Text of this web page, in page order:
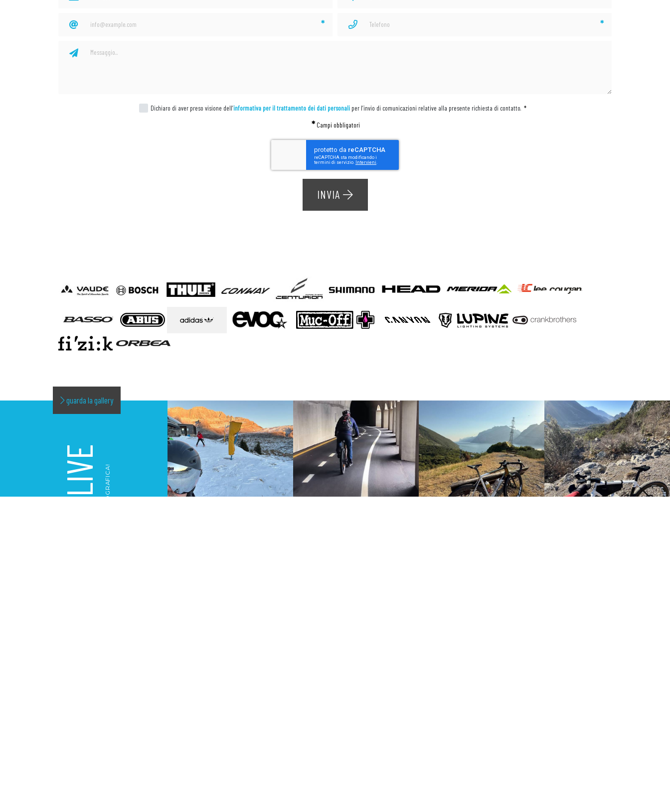
* *
Dichiaro di aver preso visione dell’informativa per il trattamento dei dati personaliper l’invio di comunicazioni relative alla presente richiesta di contatto. *
* Campi obbligatori
INVIA
guarda la gallery
LIVE LA NOSTRA GALLERY FOTOGRAFICA!